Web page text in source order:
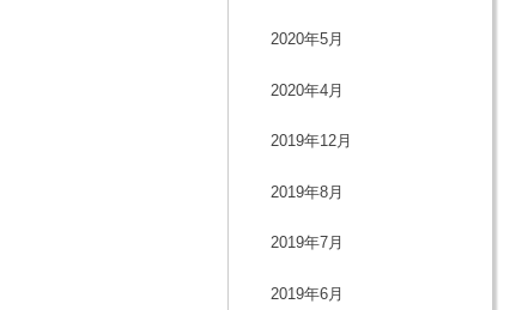
2020年5月
2020年4月
2019年12月
2019年8月
2019年7月
2019年6月